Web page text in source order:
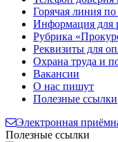
Горячая линия
Информация для
Рубрика
Реквизиты для
Охрана труда и
Вакансии
О нас пишут
Полезные ссылки
Электронная
Полезные ссылки